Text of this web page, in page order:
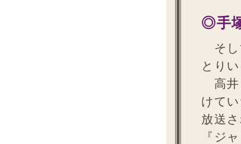
◎手
そし
とり
高井
けて
放送
『ジ